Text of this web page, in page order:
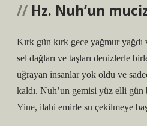
Hz. Nuh’un
Kırk gün kırk gece yağmur
sel dağları ve taşları denizlerle
uğrayan insanlar yok oldu ve
kaldı. Nuh’un gemisi yüz elli
Yine, ilahi emirle su çekilmeye